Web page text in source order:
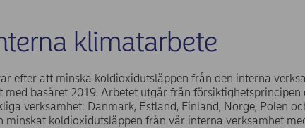
klimatarbete
efter att minska koldioxidutsläppen från den interna
med basåret 2019. Arbetet utgår från
verksamhet: Danmark, Estland, Finland, Norge, Polen
minskat koldioxidutsläppen från vår interna verksamhet